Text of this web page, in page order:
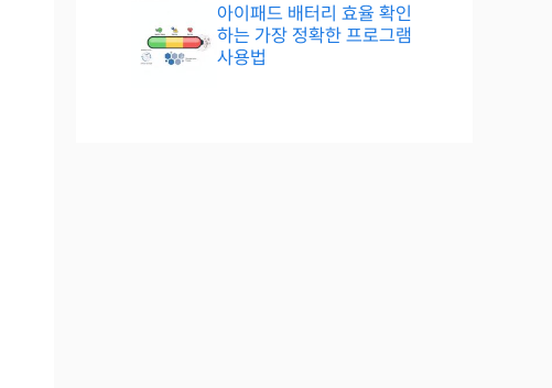
아이패드 배터리 효율 확인
하는 가장 정확한 프로그램
사용법